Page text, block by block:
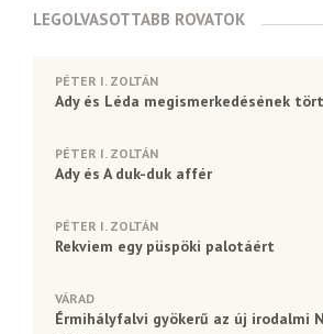
LEGOLVASOTTABB ROVATOK
PÉTER I. ZOLTÁN
Ady és Léda megismerkedésének
PÉTER I. ZOLTÁN
Ady és A duk-duk affér
PÉTER I. ZOLTÁN
Rekviem egy püspöki palotáért
VÁRAD
Érmihályfalvi gyökerű az új irodalmi